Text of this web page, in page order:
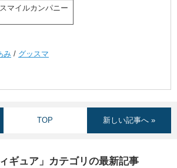
マイルカンパニー
み / グッスマ
TOP 新しい記事へ »
ギュア」カテゴリの最新記事